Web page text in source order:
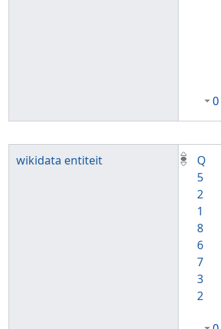
wikidata entiteit
Q
5
2
1
8
6
7
3
2